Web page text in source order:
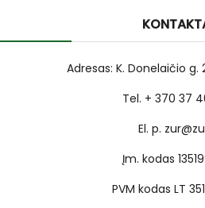
Adresas: K. Donelaičio g.
Tel. + 370 37
El. p.
Įm. kodas
PVM kodas LT